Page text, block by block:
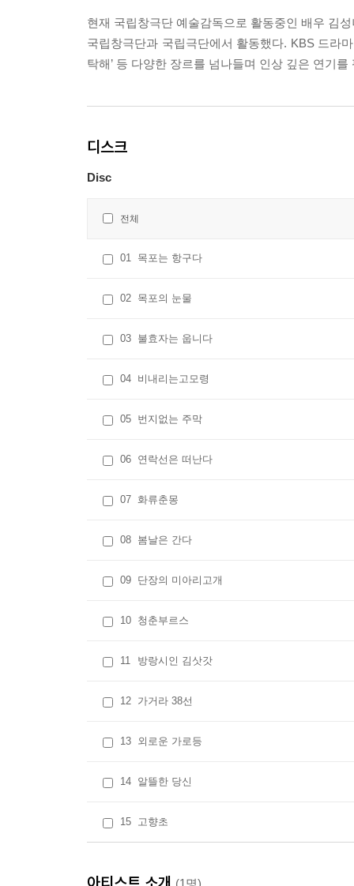
현재 국립창극단 예술감독으로 활동중인 배우 김
국립창극단과 국립극단에서 활동했다. KBS 드라마
탁해’ 등 다양한 장르를 넘나들며 인상 깊은 연기를
디스크
Disc
전체
01 목포는 항구다
02 목포의 눈물
03 불효자는 웁니다
04 비내리는고모령
05 번지없는 주막
06 연락선은 떠난다
07 화류춘몽
08 봄날은 간다
09 단장의 미아리고개
10 청춘부르스
11 방랑시인 김삿갓
12 가거라 38선
13 외로운 가로등
14 알뜰한 당신
15 고향초
(1명)